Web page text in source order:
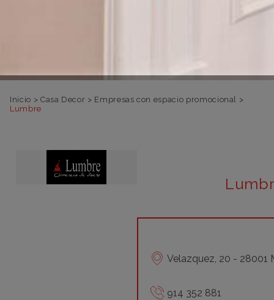
Inicio > Casa Decor > Empresas con espacio promocional
>
Lumbre
Velazquez, 20 - 28001
914 352 881